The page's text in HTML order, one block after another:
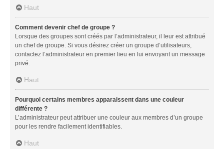
Haut
Comment devenir chef de groupe ?
Lorsque des groupes sont créés par l’administrateur, il leur est attribué
un chef de groupe. Si vous désirez créer un groupe d’utilisateurs,
contactez l’administrateur en premier lieu en lui envoyant un message
privé.
Haut
Pourquoi certains membres apparaissent dans une couleur
différente ?
L’administrateur peut attribuer une couleur aux membres d’un groupe
pour les rendre facilement identifiables.
Haut